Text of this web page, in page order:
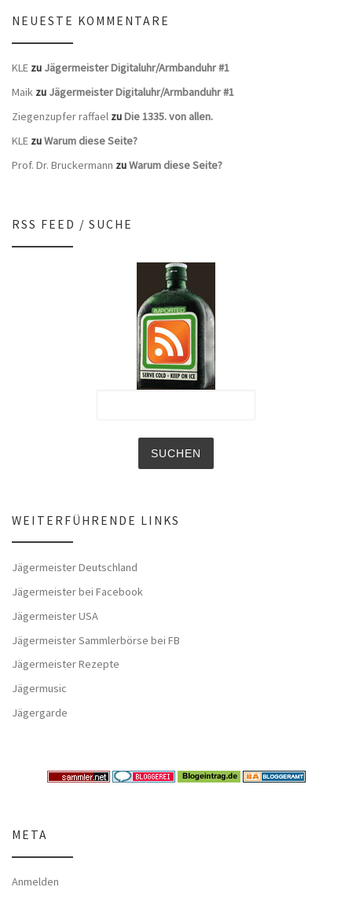
NEUESTE KOMMENTARE
KLE zu Jägermeister Digitaluhr/Armbanduhr #1
Maik zu Jägermeister Digitaluhr/Armbanduhr #1
Ziegenzupfer raffael zuDie 1335. von allen.
KLE zuWarum diese Seite?
Prof. Dr. Bruckermann zuWarum diese Seite?
RSS FEED / SUCHE
WEITERFÜHRENDE LINKS
Jägermeister Deutschland
Jägermeister bei Facebook
Jägermeister USA
Jägermeister Sammlerbörse bei FB
Jägermeister Rezepte
Jägermusic
Jägergarde
META
Anmelden